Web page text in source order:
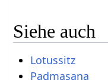
Siehe auch
Lotussitz
Padmasana